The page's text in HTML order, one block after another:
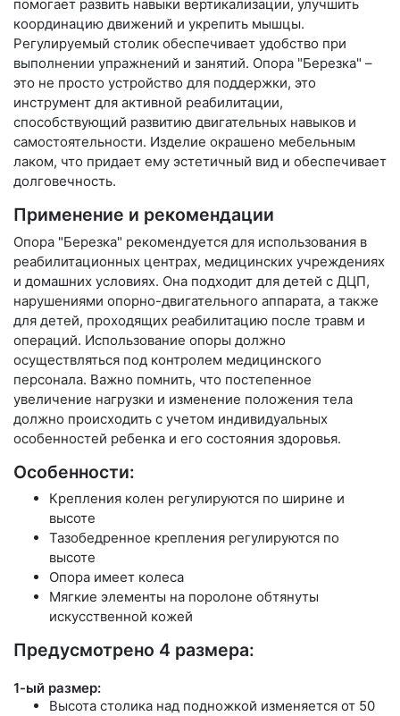
помогает развить навыки вертикализации, улучшить
координацию движений и укрепить мышцы.
Регулируемый столик обеспечивает удобство при
выполнении упражнений и занятий. Опора "Березка" –
это не просто устройство для поддержки, это
инструмент для активной реабилитации,
способствующий развитию двигательных навыков и
самостоятельности. Изделие окрашено мебельным
лаком, что придает ему эстетичный вид и обеспечивает
долговечность.
Применение и рекомендации
Опора "Березка" рекомендуется для использования в
реабилитационных центрах, медицинских учреждениях
и домашних условиях. Она подходит для детей с ДЦП,
нарушениями опорно-двигательного аппарата, а также
для детей, проходящих реабилитацию после травм и
операций. Использование опоры должно
осуществляться под контролем медицинского
персонала. Важно помнить, что постепенное
увеличение нагрузки и изменение положения тела
должно происходить с учетом индивидуальных
особенностей ребенка и его состояния здоровья.
Особенности:
Крепления колен регулируются по ширине и
высоте
Тазобедренное крепления регулируются по
высоте
Опора имеет колеса
Мягкие элементы на поролоне обтянуты
искусственной кожей
Предусмотрено 4 размера:
1-ый размер:
Высота столика над подножкой изменяется от 50